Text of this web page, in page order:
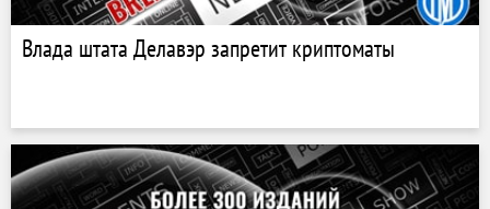
Влада штата Делавэр запретит криптоматы